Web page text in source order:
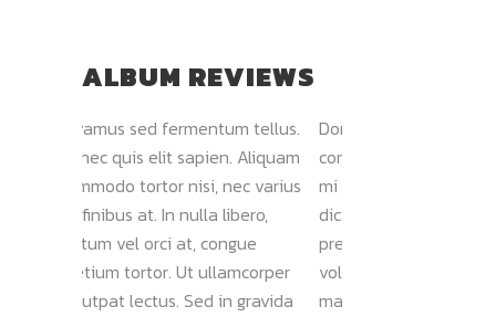
ALBUM REVIEWS
fermentum tellus.
elit sapien. Aliquam
nisi, nec varius
In nulla libero,
at, congue
Ut ullamcorper
Sed in gravida
Donec quis elit sapien. Aliquam
commodo tortor nisi, nec varius
mi finibus at. In nulla libero,
dictum vel orci at, congue
pretium tortor. Ut ullamcorper
volutpat lectus. Sed in gravida
mauris. Nam vehicula commodo